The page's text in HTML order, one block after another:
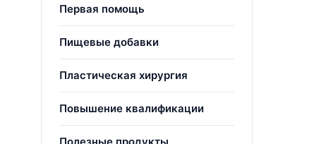
Первая помощь
Пищевые добавки
Пластическая хирургия
Повышение квалификации